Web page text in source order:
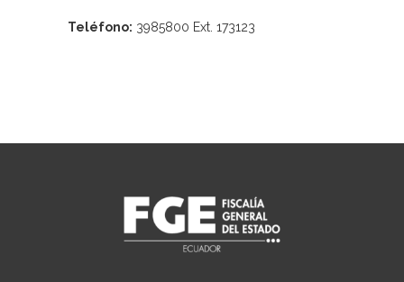
Teléfono: 3985800 Ext. 173123